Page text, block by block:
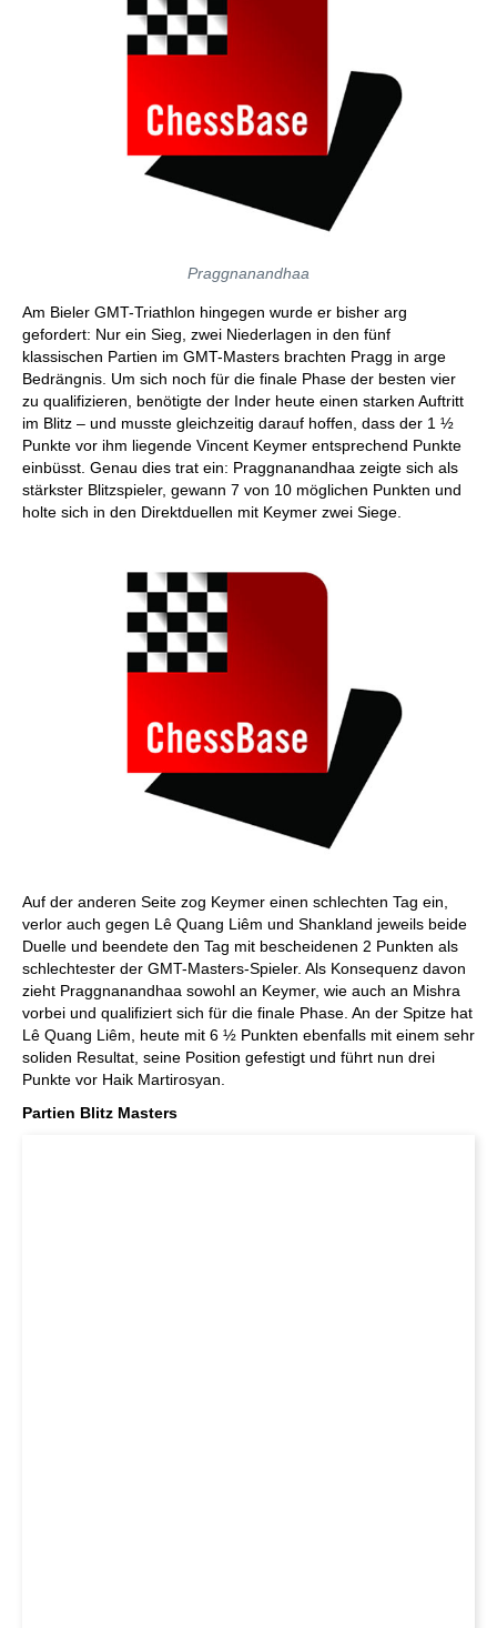
Praggnanandhaa
Am Bieler GMT-Triathlon hingegen wurde er bisher arg
gefordert: Nur ein Sieg, zwei Niederlagen in den fünf
klassischen Partien im GMT-Masters brachten Pragg in arge
Bedrängnis. Um sich noch für die finale Phase der besten vier
zu qualifizieren, benötigte der Inder heute einen starken Auftritt
im Blitz – und musste gleichzeitig darauf hoffen, dass der 1 ½
Punkte vor ihm liegende Vincent Keymer entsprechend Punkte
einbüsst. Genau dies trat ein: Praggnanandhaa zeigte sich als
stärkster Blitzspieler, gewann 7 von 10 möglichen Punkten und
holte sich in den Direktduellen mit Keymer zwei Siege.
Auf der anderen Seite zog Keymer einen schlechten Tag ein,
verlor auch gegen Lê Quang Liêm und Shankland jeweils beide
Duelle und beendete den Tag mit bescheidenen 2 Punkten als
schlechtester der GMT-Masters-Spieler. Als Konsequenz davon
zieht Praggnanandhaa sowohl an Keymer, wie auch an Mishra
vorbei und qualifiziert sich für die finale Phase. An der Spitze hat
Lê Quang Liêm, heute mit 6 ½ Punkten ebenfalls mit einem sehr
soliden Resultat, seine Position gefestigt und führt nun drei
Punkte vor Haik Martirosyan.
Partien Blitz Masters